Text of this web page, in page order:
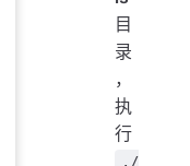
目
录
，
执
行
./